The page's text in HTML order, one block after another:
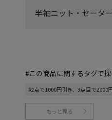
半袖ニット・セーター
#この商品に関するタグで
#2点で1000円引き、3点目で2000
もっと見る